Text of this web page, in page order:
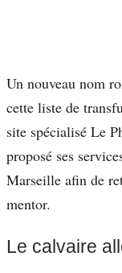
Un nouveau nom
cette liste de
site spécialisé Le
proposé ses
Marseille afin de
mentor.
Le calvaire